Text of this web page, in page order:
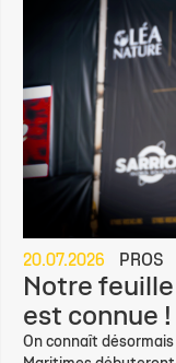
20.07.2026 PROS
Notre
est connue !
On connaît désormais